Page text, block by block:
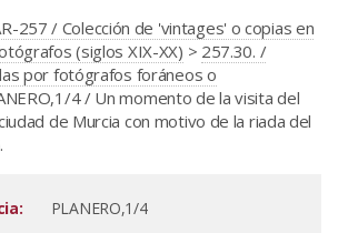
257 / Colección de 'vintages' o copias en
(siglos XIX-XX) > 257.30. /
por fotógrafos foráneos o
4 / Un momento de la visita del
de Murcia con motivo de la riada del
PLANERO,1/4